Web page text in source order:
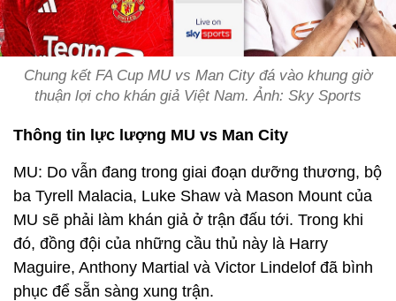
Chung kết FA Cup MU vs Man City đá vào khung giờ
thuận lợi cho khán giả Việt Nam. Ảnh: Sky Sports
Thông tin lực lượng MU vs Man City
MU: Do vẫn đang trong giai đoạn dưỡng thương, bộ
ba Tyrell Malacia, Luke Shaw và Mason Mount của
MU sẽ phải làm khán giả ở trận đấu tới. Trong khi
đó, đồng đội của những cầu thủ này là Harry
Maguire, Anthony Martial và Victor Lindelof đã bình
phục để sẵn sàng xung trận.